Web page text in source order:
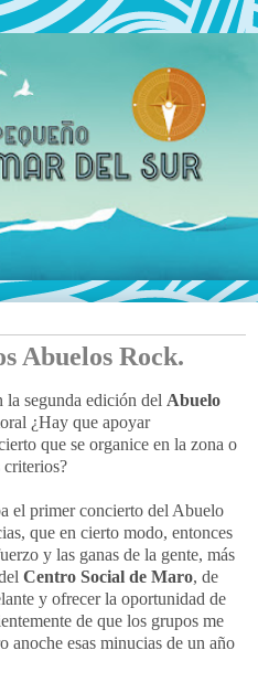
Abuelos Rock.
segunda edición del Abuelo
¿Hay que apoyar
que se organice en la zona o
criterios?
el primer concierto del Abuelo
que en cierto modo, entonces
y las ganas de la gente, más
Centro Social de Maro, de
y ofrecer la oportunidad de
de que los grupos me
anoche esas minucias de un año